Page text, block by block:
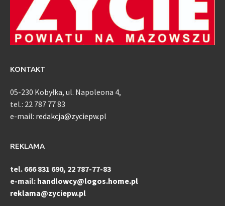
KONTAKT
05-230 Kobyłka, ul. Napoleona 4,
tel.: 22 787 77 83
e-mail: redakcja@zyciepw.pl
REKLAMA
tel. 666 831 690, 22 787-77-83
e-mail: handlowcy@logos.home.pl
reklama@zyciepw.pl